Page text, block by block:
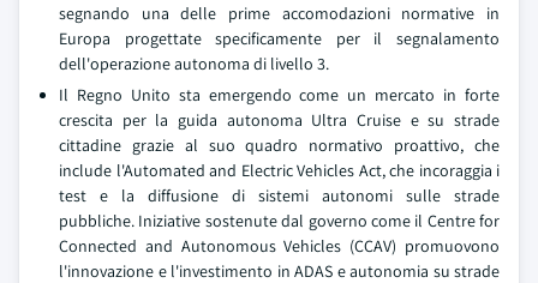
segnando una delle prime accomodazioni normative in
Europa progettate specificamente per il segnalamento
dell'operazione autonoma di livello 3.
Il Regno Unito sta emergendo come un mercato in forte
crescita per la guida autonoma Ultra Cruise e su strade
cittadine grazie al suo quadro normativo proattivo, che
include l'Automated and Electric Vehicles Act, che incoraggia i
test e la diffusione di sistemi autonomi sulle strade
pubbliche. Iniziative sostenute dal governo come il Centre for
Connected and Autonomous Vehicles (CCAV) promuovono
l'innovazione e l'investimento in ADAS e autonomia su strade